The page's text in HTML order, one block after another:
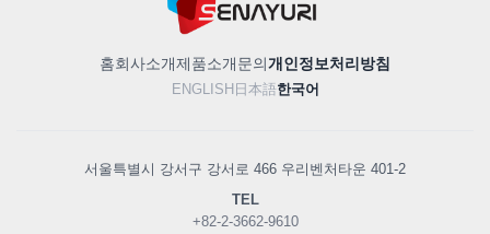
홈회사소개제품소개문의개인정보처리방침
ENGLISH日本語한국어
서울특별시 강서구 강서로 466 우리벤처타운 401-2
TEL
+82-2-3662-9610